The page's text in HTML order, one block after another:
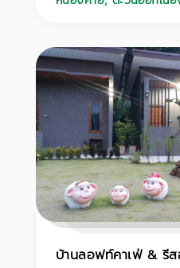
บ้านลอฟท์คาเฟ่ & รี